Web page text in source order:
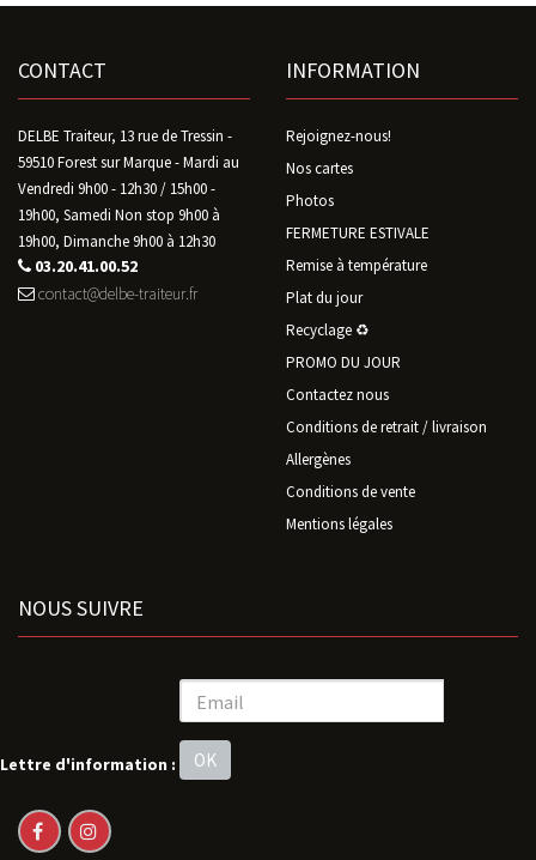
CONTACT
DELBE Traiteur, 13 rue de Tressin -
59510 Forest sur Marque - Mardi au
Vendredi 9h00 - 12h30 / 15h00 -
19h00, Samedi Non stop 9h00 à
19h00, Dimanche 9h00 à 12h30
03.20.41.00.52
contact@delbe-traiteur.fr
INFORMATION
Rejoignez-nous!
Nos cartes
Photos
FERMETURE ESTIVALE
Remise à température
Plat du jour
Recyclage ♻️
PROMO DU JOUR
Contactez nous
Conditions de retrait / livraison
Allergènes
Conditions de vente
Mentions légales
NOUS SUIVRE
Lettre d'information : OK